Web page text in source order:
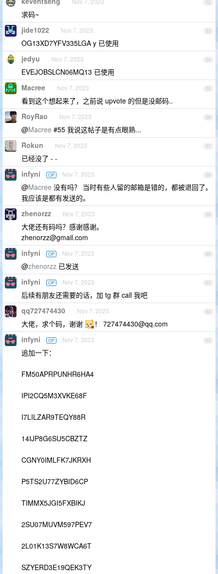
52
求码~
53
jide1022 Nov 7, 2023
OG13XD7YFV335LGA y 已使用
54
jedyu Nov 7, 2023
EVEJOBSLCN06MQ13 已使用
55
Macree Nov 7, 2023
看到这个想起来了，之前说 upvote 的但是没邮码..
56
RoyRao Nov 7, 2023
@Macree #55 我说这帖子是有点眼熟...
57
Rokun Nov 7, 2023
已经没了 - -
58
infyni OP Nov 7, 2023
@Macree 没有吗？ 当时有些人留的邮箱是错的，都被退回了。
我应该是都有发送的。
59
zhenorzz Nov 7, 2023
大佬还有码吗？感谢感谢。
zhenorzz@gmail.com
60
infyni OP Nov 7, 2023
@zhenorzz 已发送
61
infyni OP Nov 7, 2023
后续有朋友还需要的话，加 tg 群 call 我吧
62
qq727474430 Nov 7, 2023
大佬，求个码，谢谢 ！ 727474430@qq.com
63
infyni OP Nov 7, 2023
追加一下：
FM50APRPUNHR6HA4
IPI2CQ5M3XVKE68F
I7LILZAR9TEQY88R
14IJP8G6SU5CBZTZ
CGNY0IMLFK7JKRXH
P5TS2U77ZYBID6CP
TIMMX5JGI5FXBIKJ
2SU07MUVM597PEV7
2L01K13S7W8WCA6T
SZYERD3E19QEK3TY